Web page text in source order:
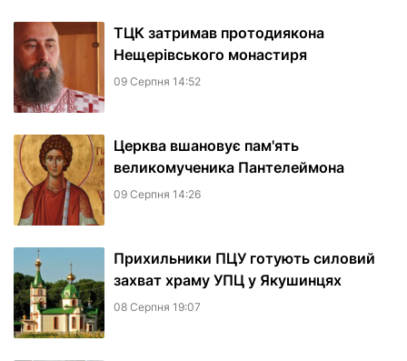
ТЦК затримав протодиякона
Нещерівського монастиря
09 Серпня 14:52
Церква вшановує пам'ять
великомученика Пантелеймона
09 Серпня 14:26
Прихильники ПЦУ готують силовий
захват храму УПЦ у Якушинцях
08 Серпня 19:07